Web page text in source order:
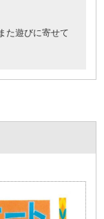
た遊びに寄せて